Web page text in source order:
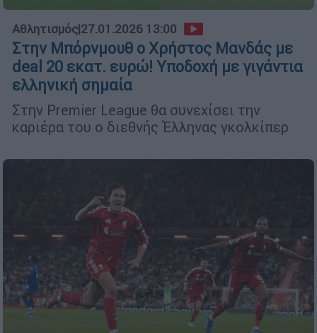
Αθλητισμός|27.01.2026 13:00
Στην Μπόρνμουθ ο Χρήστος Μανδάς με
deal 20 εκατ. ευρώ! Υποδοχή με γιγάντια
ελληνική σημαία
Στην Premier League θα συνεχίσει την
καριέρα του ο διεθνής Έλληνας γκολκίπερ